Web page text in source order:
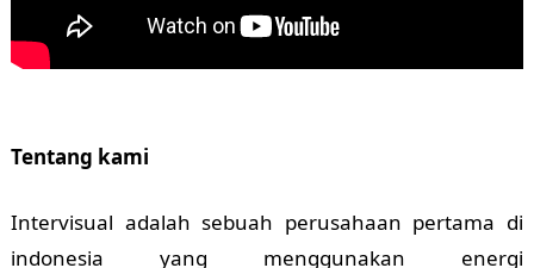
Tentang kami
Intervisual adalah sebuah perusahaan pertama di
indonesia yang menggunakan energi